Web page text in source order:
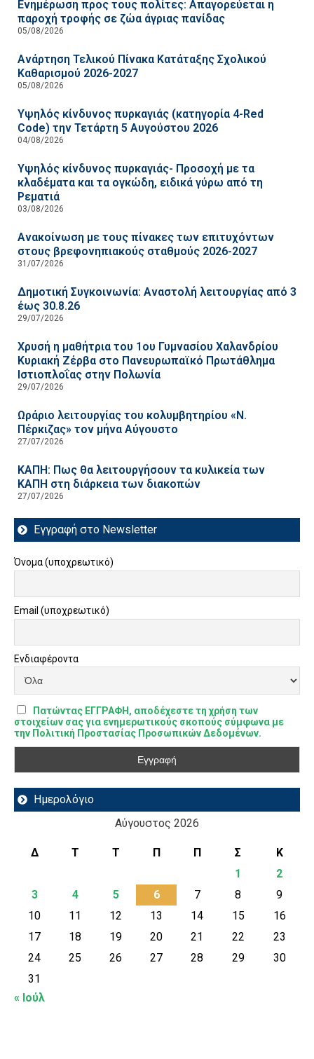
Ενημέρωση προς τους πολίτες: Απαγορεύεται η
παροχή τροφής σε ζώα άγριας πανίδας
05/08/2026
Ανάρτηση Τελικού Πίνακα Κατάταξης Σχολικού
Καθαρισμού 2026-2027
05/08/2026
Υψηλός κίνδυνος πυρκαγιάς (κατηγορία 4-Red
Code) την Τετάρτη 5 Αυγούστου 2026
04/08/2026
Υψηλός κίνδυνος πυρκαγιάς- Προσοχή με τα
κλαδέματα και τα ογκώδη, ειδικά γύρω από τη
Ρεματιά
03/08/2026
Ανακοίνωση με τους πίνακες των επιτυχόντων
στους βρεφονηπιακούς σταθμούς 2026-2027
31/07/2026
Δημοτική Συγκοινωνία: Αναστολή λειτουργίας από 3
έως 30.8.26
29/07/2026
Χρυσή η μαθήτρια του 1ου Γυμνασίου Χαλανδρίου
Κυριακή Ζέρβα στο Πανευρωπαϊκό Πρωτάθλημα
Ιστιοπλοΐας στην Πολωνία
29/07/2026
Ωράριο λειτουργίας του κολυμβητηρίου «Ν.
Πέρκιζας» τον μήνα Αύγουστο
27/07/2026
ΚΑΠΗ: Πως θα λειτουργήσουν τα κυλικεία των
ΚΑΠΗ στη διάρκεια των διακοπών
27/07/2026
Εγγραφή στο Newsletter
Όνομα (υποχρεωτικό)
Email (υποχρεωτικό)
Ενδιαφέροντα
Πατώντας ΕΓΓΡΑΦΗ, αποδέχεστε τη χρήση των
στοιχείων σας για ενημερωτικούς σκοπούς σύμφωνα με
την Πολιτική Προστασίας Προσωπικών Δεδομένων.
Ημερολόγιο
Αύγουστος 2026
Δ Τ Τ Π Π Σ
Κ
1
2
3
4 5 6 7 8
9
10
11 12 13 14 15
16
17
18 19 20 21 22
23
24
25 26 27 28 29
30
31
« Ιούλ